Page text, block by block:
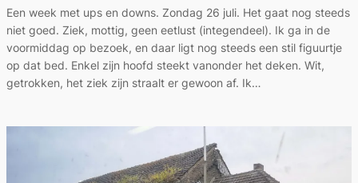
Een week met ups en downs. Zondag 26 juli. Het gaat nog steeds
niet goed. Ziek, mottig, geen eetlust (integendeel). Ik ga in de
voormiddag op bezoek, en daar ligt nog steeds een stil figuurtje
op dat bed. Enkel zijn hoofd steekt vanonder het deken. Wit,
getrokken, het ziek zijn straalt er gewoon af. Ik…